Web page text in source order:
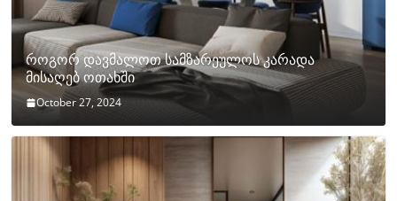
როგორ დავმალოთ სამზარეულოს კარადა
მისაღებ ოთახში
October 27, 2024